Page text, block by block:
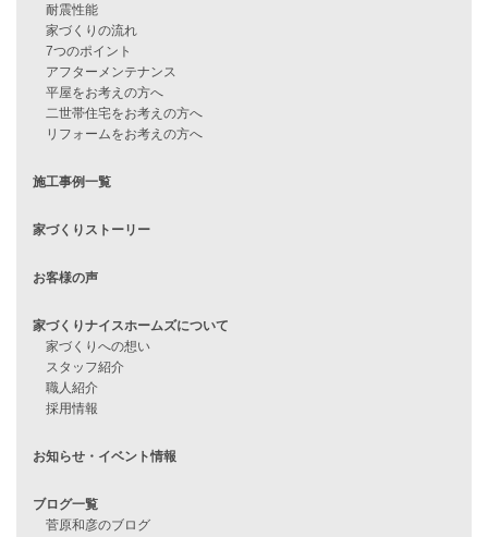
住宅ローンに不安がある方へ
住宅ローンのよくある質問
月収25万円で家を建てる方法
Line Up
自由設計注文住宅
Smart2030
Sシリーズ